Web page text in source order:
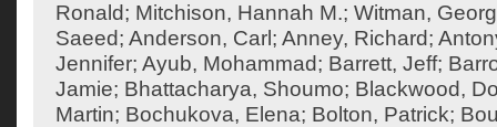
Ronald; Mitchison, Hannah M.; Witman,
Saeed; Anderson, Carl ; Anney, Richard;
Jennifer; Ayub, Mohammad; Barrett, Jeff;
Jamie; Bhattacharya, Shoumo; Blackwood,
Martin; Bochukova, Elena; Bolton, Patrick;